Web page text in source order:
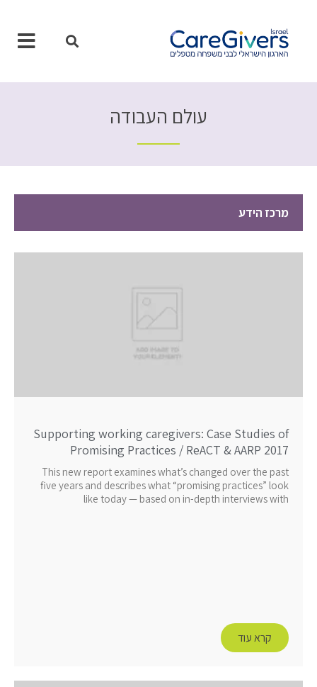
עולם העבודה
מרכז הידע
Supporting working caregivers: Case Studies of
Promising Practices / ReACT & AARP 2017
This new report examines what’s changed over the past
five years and describes what “promising practices” look
like today — based on in-depth interviews with
קרא עוד